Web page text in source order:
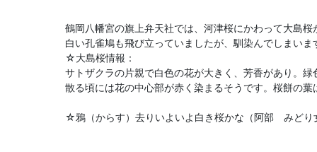
鶴岡八幡宮の旗上弁天社では、河津桜にかわって大島
白い孔雀鳩も飛び立っていましたが、馴染んでしまい
☆大島桜情報：
サトザクラの片親で白色の花が大きく、芳香があり。
散る頃には花の中心部が赤く染まるそうです。桜餅の
☆鴉（からす）去りいよいよ白き桜かな（阿部 みどり